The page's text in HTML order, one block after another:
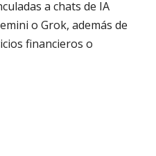
a chats de IA
o Grok, además de
financieros o